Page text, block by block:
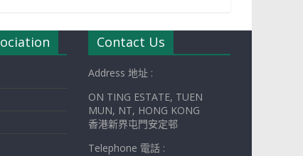
Contact Us
Address 地址 :
ON TING ESTATE, TUEN
MUN, NT, HONG KONG
香港新界屯門安定邨
Telephone 電話 :